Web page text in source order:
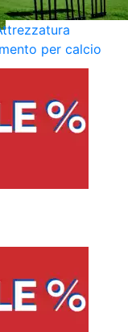
per calcio